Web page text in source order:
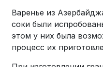
Варенье из
соки были
этом у них была
процесс их